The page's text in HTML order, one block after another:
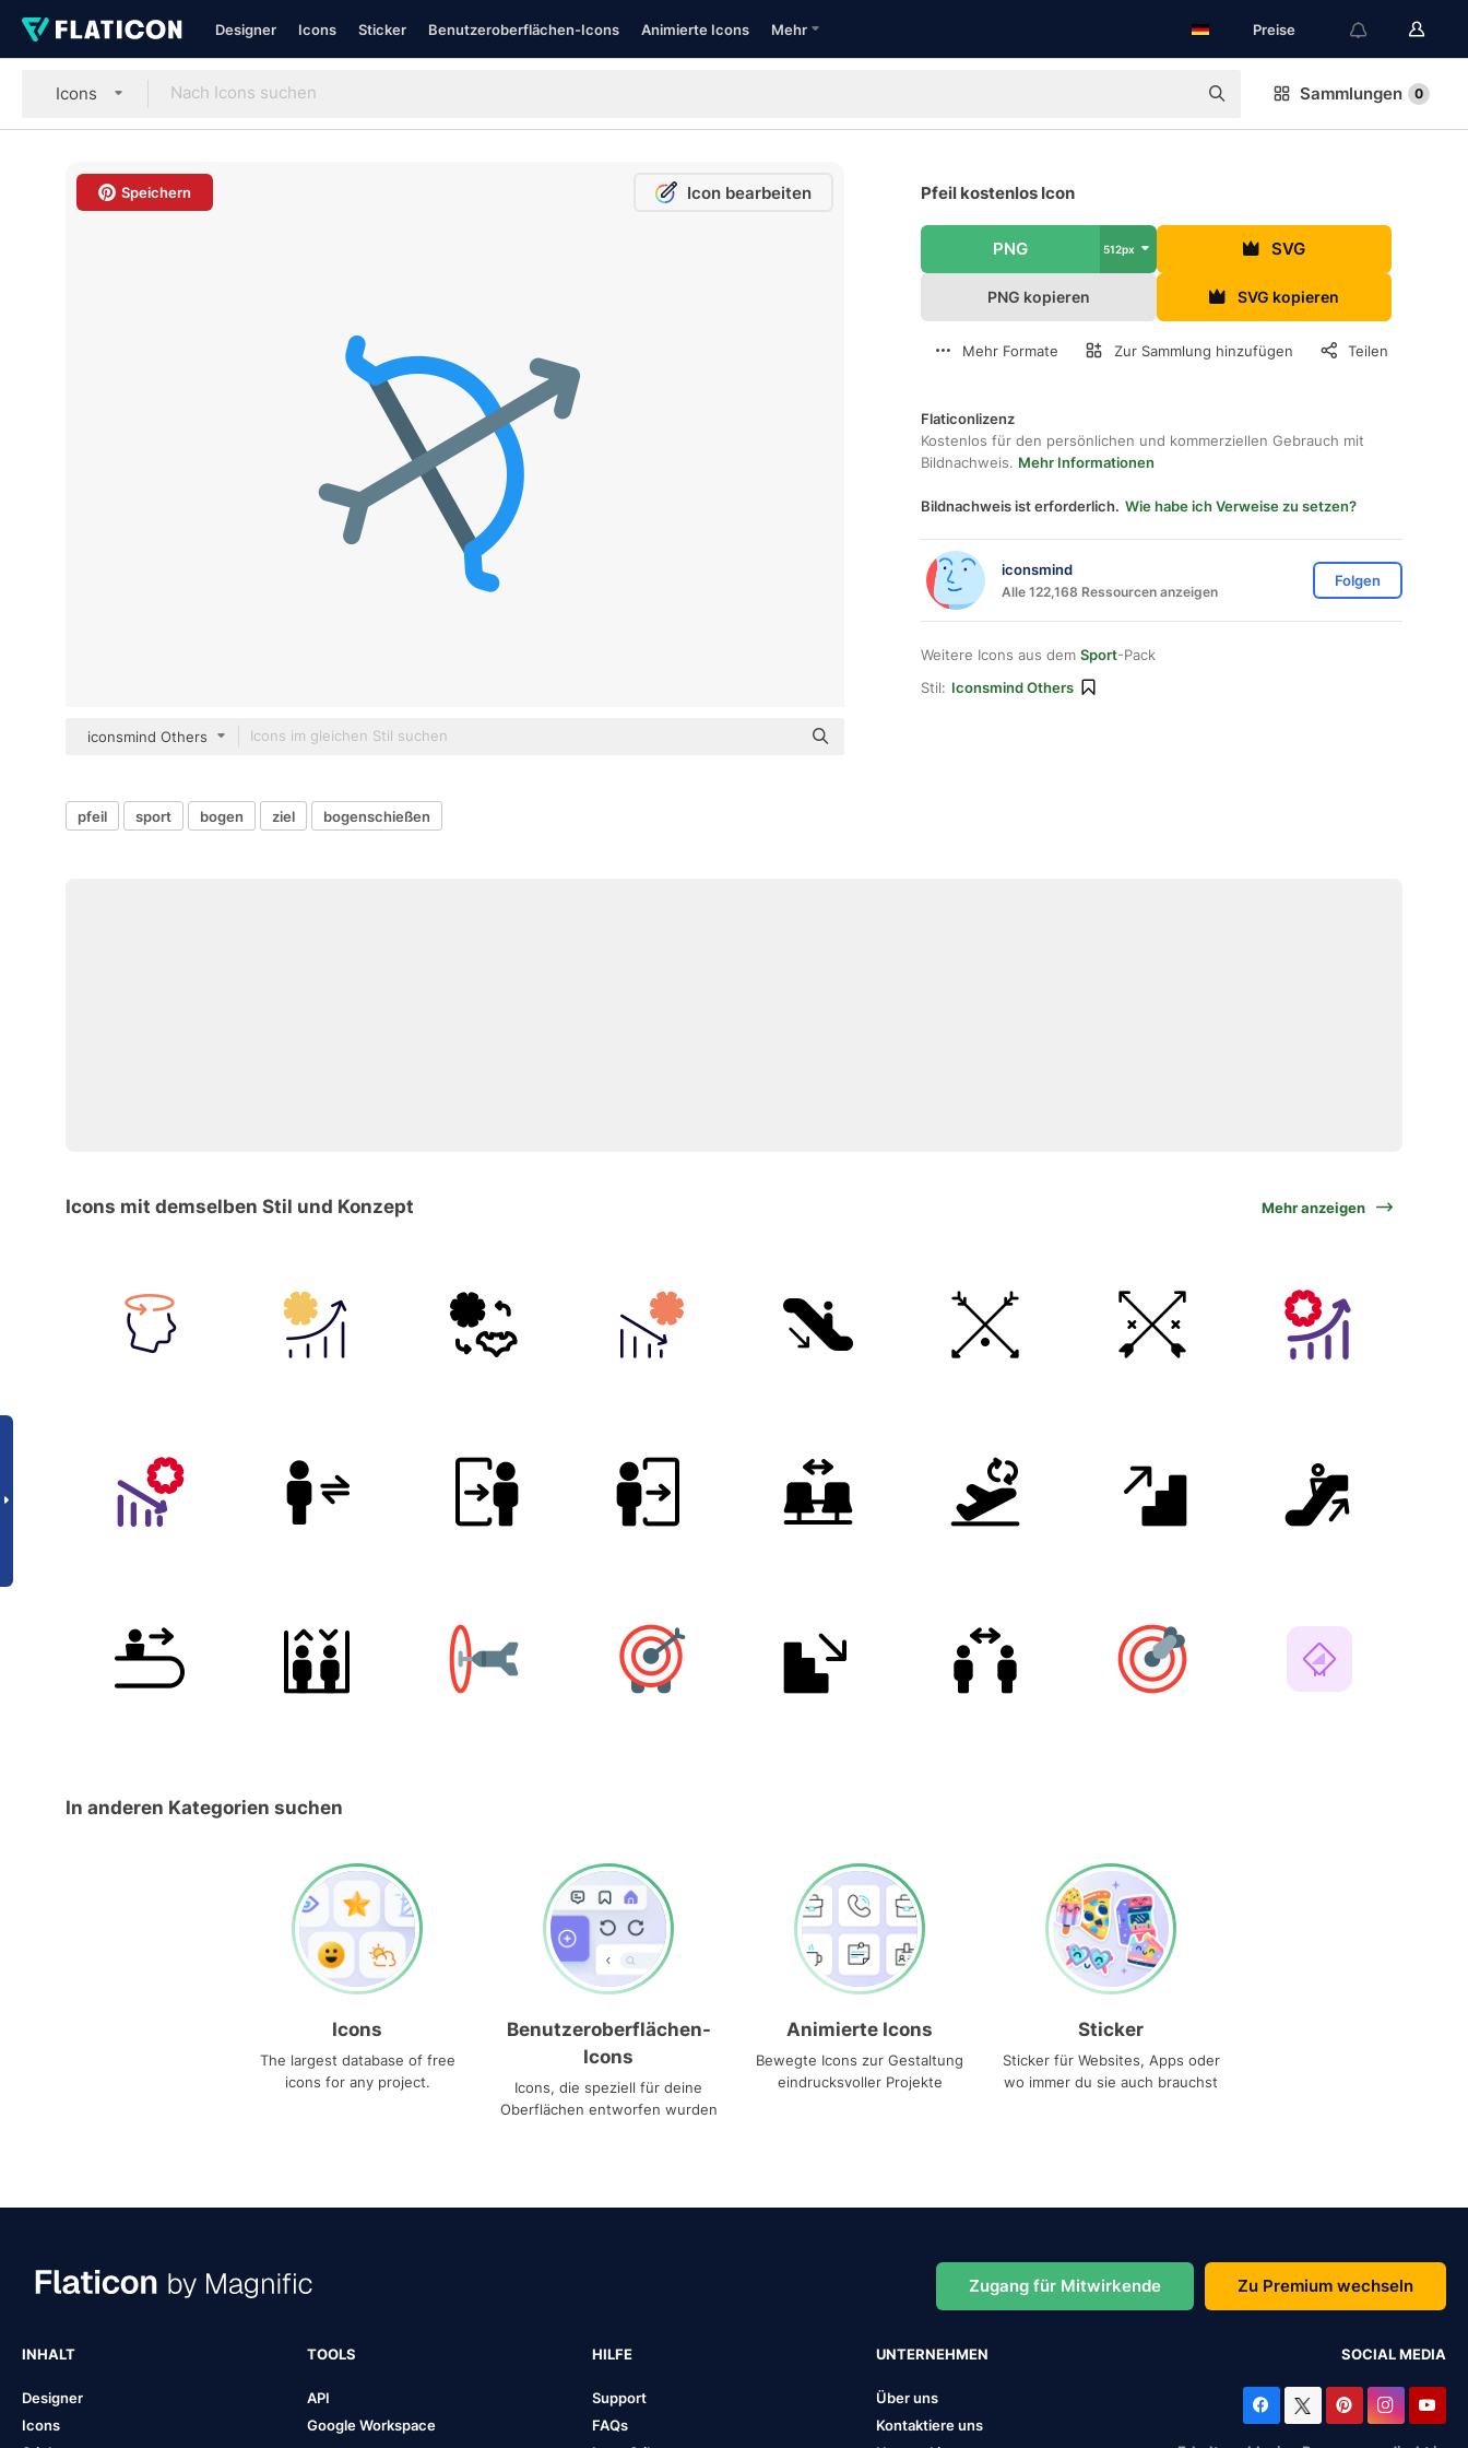
Designer Icons Sticker Benutzeroberflächen-Icons Animierte Icons Mehr Preise
Icons Sammlungen 0
Speichern Icon bearbeiten
iconsmind Others
Pfeil kostenlos Icon
PNG 512px SVG
PNG kopieren SVG kopieren
Mehr Formate Zur Sammlung hinzufügen Teilen
Flaticonlizenz
Kostenlos für den persönlichen und kommerziellen Gebrauch mit
Bildnachweis. Mehr Informationen
Bildnachweis ist erforderlich. Wie habe ich Verweise zu setzen?
iconsmind
Alle 122,168 Ressourcen anzeigen
Folgen
Weitere Icons aus dem Sport-Pack
Stil: Iconsmind Others
pfeil sport bogen ziel bogenschießen
Icons mit demselben Stil und Konzept Mehr anzeigen
In anderen Kategorien suchen
Icons
The largest database of free
icons for any project.
Benutzeroberflächen-
Icons
Icons, die speziell für deine
Oberflächen entworfen wurden
Animierte Icons
Bewegte Icons zur Gestaltung
eindrucksvoller Projekte
Sticker
Sticker für Websites, Apps oder
wo immer du sie auch brauchst
Zugang für Mitwirkende Zu Premium wechseln
INHALT
Designer
Icons
TOOLS
API
Google Workspace
HILFE
Support
FAQs
UNTERNEHMEN
Über uns
Kontaktiere uns
SOCIAL MEDIA